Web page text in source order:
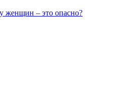
женщин – это опасно?